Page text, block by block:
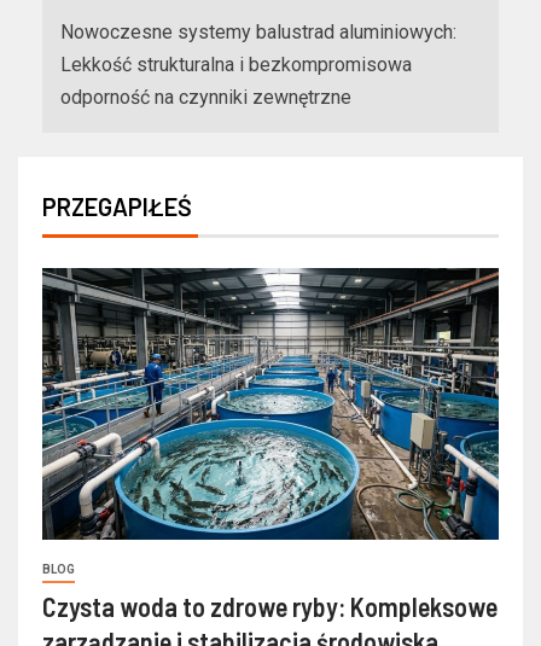
Nowoczesne systemy balustrad aluminiowych:
Lekkość strukturalna i bezkompromisowa
odporność na czynniki zewnętrzne
PRZEGAPIŁEŚ
BLOG
Czysta woda to zdrowe ryby: Kompleksowe